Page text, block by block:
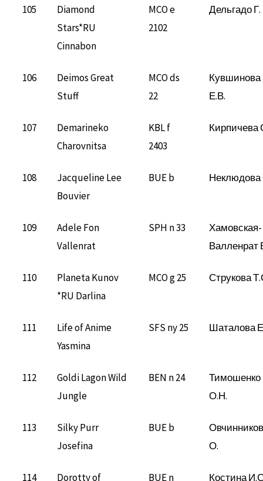
105
Diamond
Stars*RU
Cinnabon
MCO e
2102
Дельгадо Г.
106
Deimos Great
Stuff
MCO ds
22
Кувшинова
Е.В.
107
Demarineko
Charovnitsa
KBL f
2403
Кирпичева
108
Jacqueline Lee
Bouvier
BUE b Неклюдова
109
Adele Fon
Vallenrat
SPH n 33
Хамовская-
Валленрат
110
Planeta Kunov
*RU Darlina
MCO g 25 Струкова
111
Life of Anime
Yasmina
SFS ny 25 Шаталова
112
Goldi Lagon Wild
Jungle
BEN n 24
Тимошенко
О.Н.
113
Silky Purr
Josefina
BUE b
О.
114
Dorotty of
BUE n Костина